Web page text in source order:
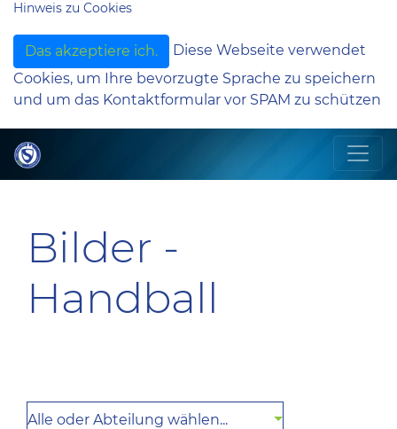
Hinweis zu Cookies
Das akzeptiere ich.
Diese Webseite verwendet
Cookies, um Ihre bevorzugte Sprache zu speichern
und um das Kontaktformular vor SPAM zu schützen
Bilder -
Handball
Alle oder Abteilung wählen...